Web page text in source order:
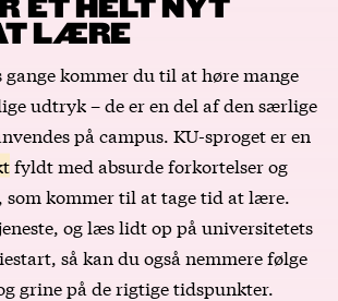
ET HELT NYT
LÆRE
kommer du til at høre mange
udtryk – de er en del af den særlige
på campus. KU-sproget er en
fyldt med absurde forkortelser og
som kommer til at tage tid at lære.
og læs lidt op på universitetets
så kan du også nemmere følge
grine på de rigtige tidspunkter.